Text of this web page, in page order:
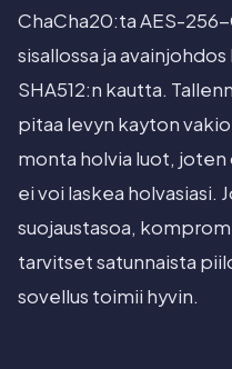
ChaCha20:ta AES-
sisallossa ja
SHA512:n kautta.
pitaa levyn kayton
monta holvia luot,
ei voi laskea holvasiasi.
suojaustasoa,
tarvitset satunnaista
sovellus toimii hyvin.